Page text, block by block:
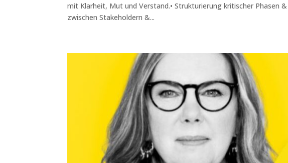
mit Klarheit, Mut und Verstand.• Strukturierung kritischer Phasen
zwischen Stakeholdern &...